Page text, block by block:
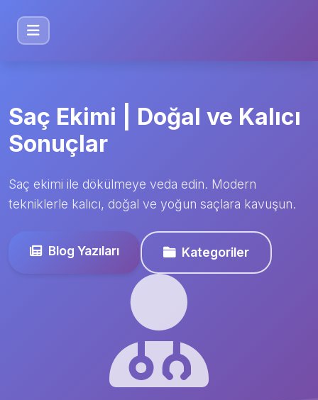
Saç Ekimi | Doğal ve Kalıcı
Sonuçlar
Saç ekimi ile dökülmeye veda edin. Modern
tekniklerle kalıcı, doğal ve yoğun saçlara kavuşun.
Blog Yazıları Kategoriler